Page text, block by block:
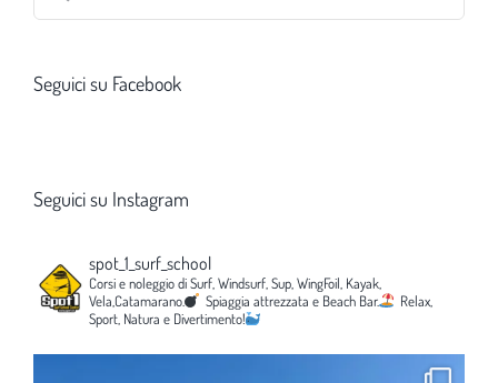
Seguici su Facebook
Seguici su Instagram
spot_1_surf_school
Corsi e noleggio di Surf, Windsurf, Sup, WingFoil, Kayak,
Vela,Catamarano.
Spiaggia attrezzata e Beach Bar.
Relax,
Sport, Natura e Divertimento!